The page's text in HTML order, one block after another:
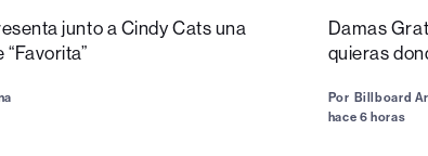
junto a Cindy Cats una
Damas
quieras
Por Billboard
hace 6 horas